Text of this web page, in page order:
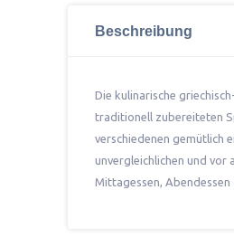
Beschreibung
Die kulinarische
traditionell zubereiteten
verschiedenen gemütlich
unvergleichlichen und vor
Mittagessen,